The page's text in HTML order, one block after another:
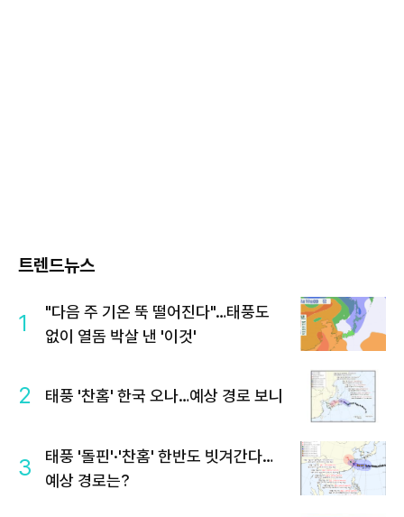
트렌드뉴스
1
"다음 주 기온 뚝 떨어진다"…태풍도
없이 열돔 박살 낸 '이것'
2 태풍 '찬홈' 한국 오나…예상 경로 보니
3
태풍 '돌핀'·'찬홈' 한반도 빗겨간다…
예상 경로는?